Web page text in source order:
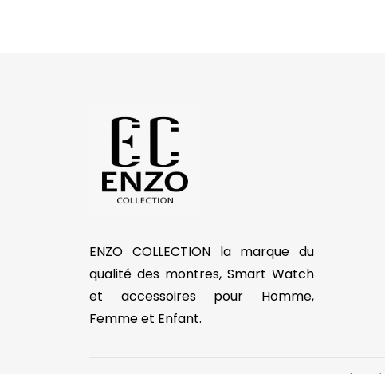
ENZO COLLECTION la marque du
qualité des montres, Smart Watch
et accessoires pour Homme,
Femme et Enfant.